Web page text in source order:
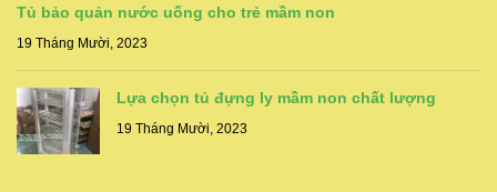
Tủ bảo quản nước uống cho trẻ mầm non
19 Tháng Mười, 2023
Lựa chọn tủ đựng ly mầm non chất lượng
19 Tháng Mười, 2023